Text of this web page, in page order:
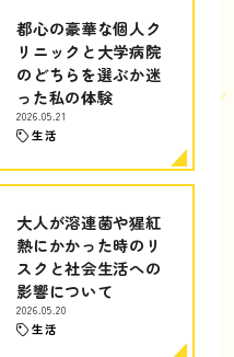
都心の豪華な個人ク
リニックと大学病院
のどちらを選ぶか迷
った私の体験
2026.05.21
生活
大人が溶連菌や猩紅
熱にかかった時のリ
スクと社会生活への
影響について
2026.05.20
生活